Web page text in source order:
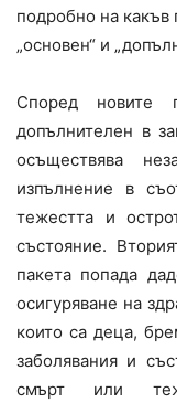
подробно на какъв
„основен“ и
Според новите
допълнителен в
осъществява
изпълнение в
тежестта и
състояние.
пакета попада
осигуряване на
които са деца,
заболявания и
смърт или